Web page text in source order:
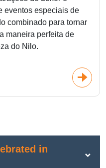
eventos especiais de
combinado para tornar
maneira perfeita de
do Nilo.
in